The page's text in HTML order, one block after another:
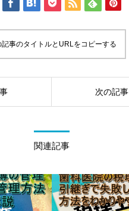
記事のタイトルとURLをコピーする
次の記事
関連記事